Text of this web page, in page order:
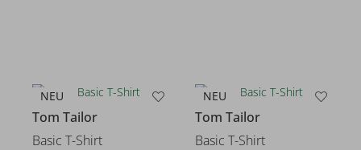
NEU
Tom Tailor
Basic T-Shirt
NEU
Tom Tailor
Basic T-Shirt